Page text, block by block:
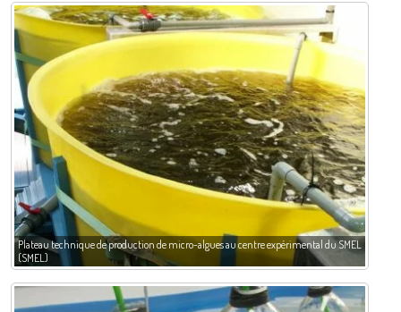
Plateau technique de production de micro-algues au centre expérimental du SMEL
(SMEL)